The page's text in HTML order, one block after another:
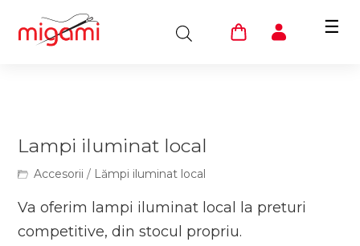
☰
Lampi iluminat local
Accesorii / Lămpi iluminat local
Va oferim lampi iluminat local la preturi
competitive, din stocul propriu.